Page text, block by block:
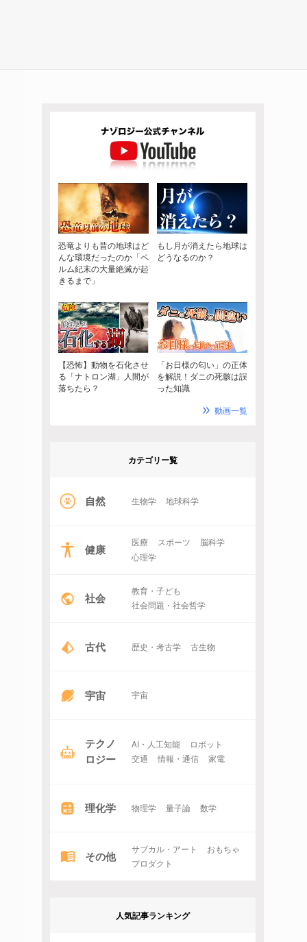
恐竜よりも昔の地球はど
んな環境だったのか「ペ
ルム紀末の大量絶滅が起
きるまで」
もし月が消えたら地球は
どうなるのか？
【恐怖】動物を石化させ
る「ナトロン湖」人間が
落ちたら？
「お日様の匂い」の正体
を解説！ダニの死骸は誤
った知識
動画一覧
カテゴリー覧
自然 生物学 地球科学
健康 医療 スポーツ
脳科学
心理学
社会
教育・子ども
社会問題・社会哲学
古代 歴史・考古学 古生物
宇宙 宇宙
テクノ
ロジー
AI・人工知能
ロボット
交通
情報・通信 家電
理化学 物理学 量子論 数学
その他 サブカル・アート
おもちゃ
プロダクト
人気記事ランキング